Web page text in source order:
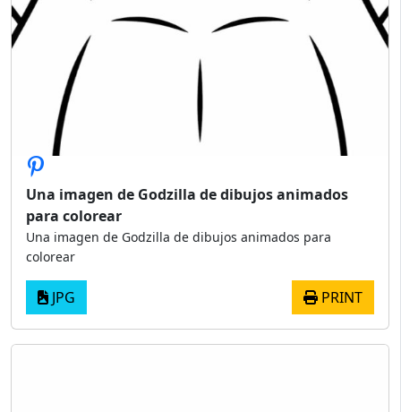
Una imagen de Godzilla de dibujos animados
para colorear
Una imagen de Godzilla de dibujos animados para
colorear
JPG PRINT